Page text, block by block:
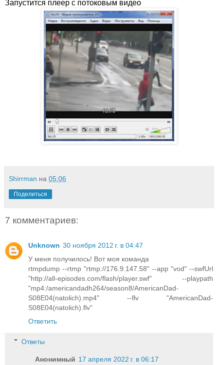
Запустится плеер с потоковым видео
Shirrman на 05:06
Поделиться
7 комментариев:
Unknown 30 ноября 2012 г. в 04:47
У меня получилось! Вот моя команда
rtmpdump --rtmp "rtmp://176.9.147.58" --app "vod" --swfUrl
"http://all-episodes.com/flash/player.swf" --playpath
"mp4:/americandadh264/season8/AmericanDad-
S08E04(natolich).mp4" --flv "AmericanDad-
S08E04(natolich).flv"
Ответить
Ответы
Анонимный 17 апреля 2022 г. в 06:17